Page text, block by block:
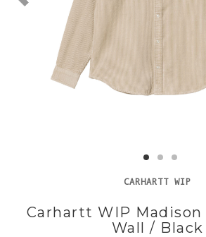
CARHARTT WIP
Carhartt WIP
Wall / Black